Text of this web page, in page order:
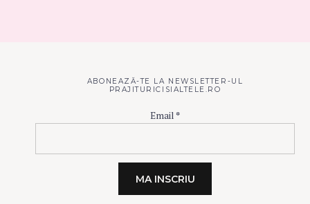
ABONEAZĂ-TE LA NEWSLETTER-UL
PRAJITURICISIALTELE.RO
Email*